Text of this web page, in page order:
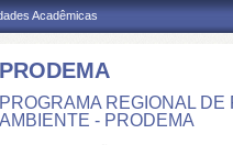
Acadêmicas
PRODEMA
PROGRAMA REGIONAL
AMBIENTE - PRODEMA